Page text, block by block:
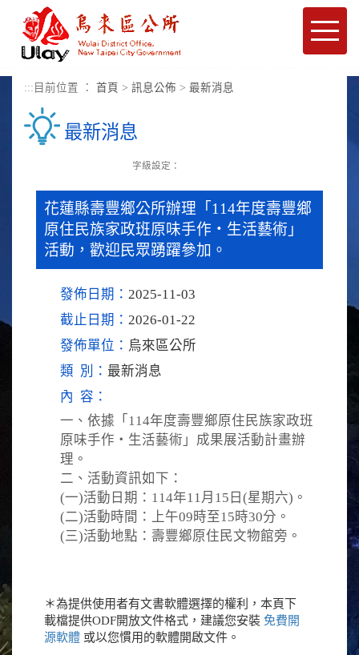
進入內容區塊
Toggle
::: 目前位置 ： 首頁 > 訊息公佈 > 最新消息
最新消息
字級設定：
花蓮縣壽豐鄉公所辦理「114年度壽豐鄉
原住民族家政班原味手作‧生活藝術」
活動，歡迎民眾踴躍參加。
發佈日期： 2025-11-03
截止日期： 2026-01-22
發佈單位： 烏來區公所
類 別： 最新消息
內 容：
一、依據「114年度壽豐鄉原住民族家政班
原味手作‧生活藝術」成果展活動計畫辦
理。
二、活動資訊如下：
(一)活動日期：114年11月15日(星期六)。
(二)活動時間：上午09時至15時30分。
(三)活動地點：壽豐鄉原住民文物館旁。
＊為提供使用者有文書軟體選擇的權利，本頁下
載檔提供ODF開放文件格式，建議您安裝 免費開
源軟體 或以您慣用的軟體開啟文件。